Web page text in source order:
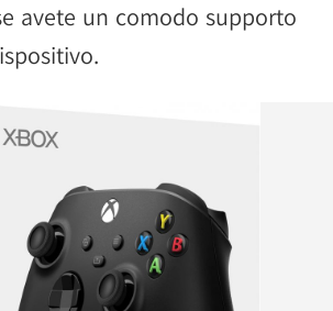
avete un comodo supporto